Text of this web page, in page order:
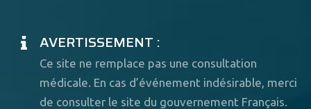
AVERTISSEMENT :
Ce site ne remplace pas une consultation
médicale. En cas d’événement indésirable, merci
de consulter le site du gouvernement Français.